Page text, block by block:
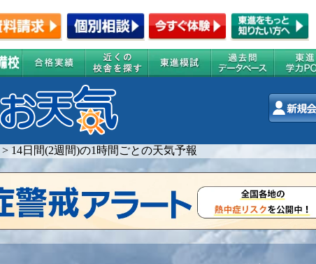
> 14日間(2週間)の1時間ごとの天気予報